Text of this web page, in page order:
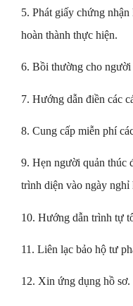
5. Phát giấy chứng
hoàn thành thực hiện.
6. Bồi thường cho
7. Hướng dẫn điền các
8. Cung cấp miễn phí
9. Hẹn người quản thúc
trình diện vào ngày nghỉ
10. Hướng dẫn trình tự
11. Liên lạc bảo hộ tư
12. Xin ứng dụng hồ sơ.